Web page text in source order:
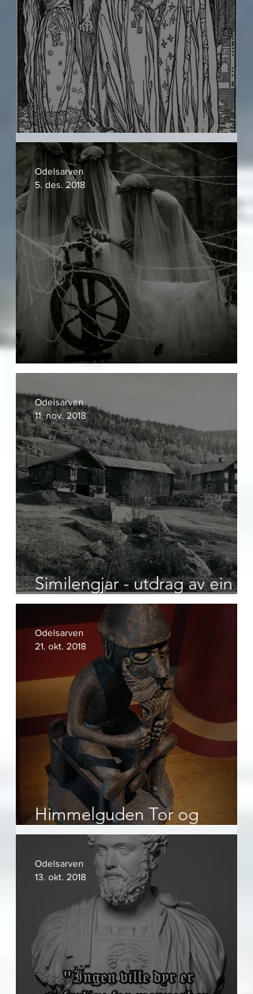
Þórr og hva han er
Vårt slektskap til Vedaene
Odelsarven
5. des. 2018
Similengjar - utdrag av ein
gards- og ættesoga
Odelsarven
11. nov. 2018
Himmelguden Tor og
bondesamfunnet
Odelsarven
21. okt. 2018
Odelsarven
13. okt. 2018